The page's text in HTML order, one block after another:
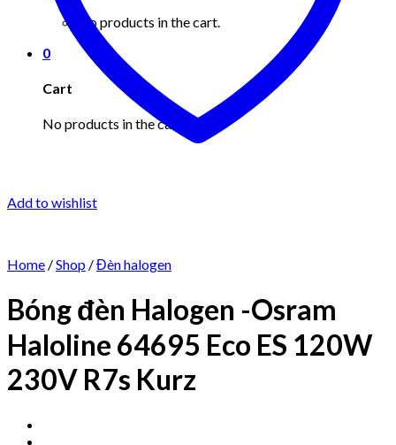
No products in the cart.
0
Cart
No products in the cart.
Add to wishlist
Home /Shop /Đèn halogen
Bóng đèn Halogen -Osram
Haloline 64695 Eco ES 120W
230V R7s Kurz